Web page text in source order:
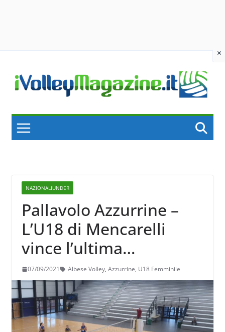
×
content
NAZIONALIUNDER
Pallavolo Azzurrine –
L’U18 di Mencarelli
vince l’ultima
amichevole prima della
partenza per il
Mondiale
07/09/2021 Albese Volley, Azzurrine, U18 Femminile